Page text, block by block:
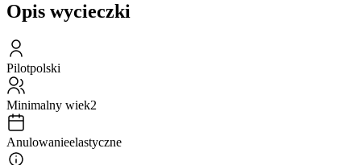
Opis wycieczki
Pilotpolski
Minimalny wiek2
Anulowanieelastyczne